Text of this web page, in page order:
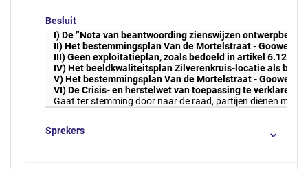
Besluit
I)De ”Nota van beantwoording zienswijzen
II)Het bestemmingsplan Van de Mortelstraat - Gooweg
III)Geen exploitatieplan, zoals bedoeld in artikel 6.12, lid
IV)Het beeldkwaliteitsplan Zilverenkruis-locatie als
V)Het bestemmingsplan Van de Mortelstraat - Gooweg
VI)De Crisis- en herstelwet van toepassing te verklaren.
Gaat ter stemming door naar de raad, partijen dienen
Sprekers